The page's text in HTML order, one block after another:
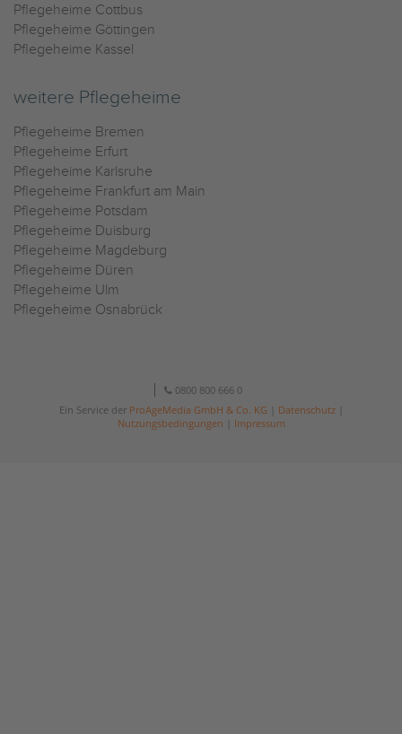
Pflegeheime Cottbus
Pflegeheime Göttingen
Pflegeheime Kassel
weitere Pflegeheime
Pflegeheime Bremen
Pflegeheime Erfurt
Pflegeheime Karlsruhe
Pflegeheime Frankfurt am Main
Pflegeheime Potsdam
Pflegeheime Duisburg
Pflegeheime Magdeburg
Pflegeheime Düren
Pflegeheime Ulm
Pflegeheime Osnabrück
0800 800 666 0
Ein Service der ProAgeMedia GmbH & Co. KG Datenschutz|
Nutzungsbedingungen
Impressum